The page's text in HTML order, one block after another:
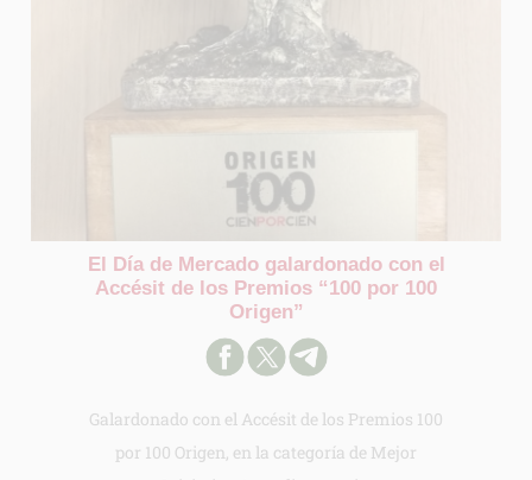
El Día de Mercado galardonado con el
Accésit de los Premios “100 por 100
Origen”
Galardonado con el Accésit de los Premios 100
por 100 Origen, en la categoría de Mejor